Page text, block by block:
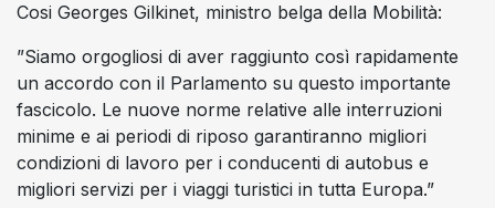
Cosi Georges Gilkinet, ministro belga della Mobilità:
”Siamo orgogliosi di aver raggiunto così rapidamente
un accordo con il Parlamento su questo importante
fascicolo. Le nuove norme relative alle interruzioni
minime e ai periodi di riposo garantiranno migliori
condizioni di lavoro per i conducenti di autobus e
migliori servizi per i viaggi turistici in tutta Europa.”